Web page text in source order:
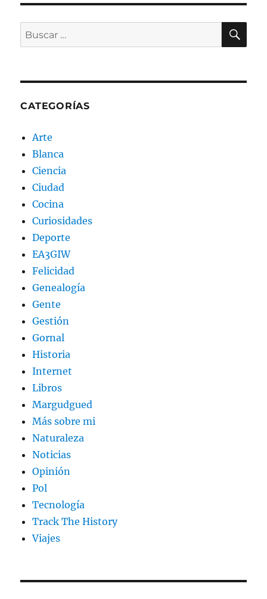
Buscar
por:
CATEGORÍAS
Arte
Blanca
Ciencia
Ciudad
Cocina
Curiosidades
Deporte
EA3GIW
Felicidad
Genealogía
Gente
Gestión
Gornal
Historia
Internet
Libros
Margudgued
Más sobre mi
Naturaleza
Noticias
Opinión
Pol
Tecnología
Track The History
Viajes